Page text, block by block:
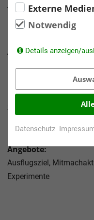
Themen:
Umwelt, Klimaschutz,
Altersstufen /
Angebote:
Ausflugsziel,
Experimente
Externe
Notwendig
Details anzeigen/
Datenschutz